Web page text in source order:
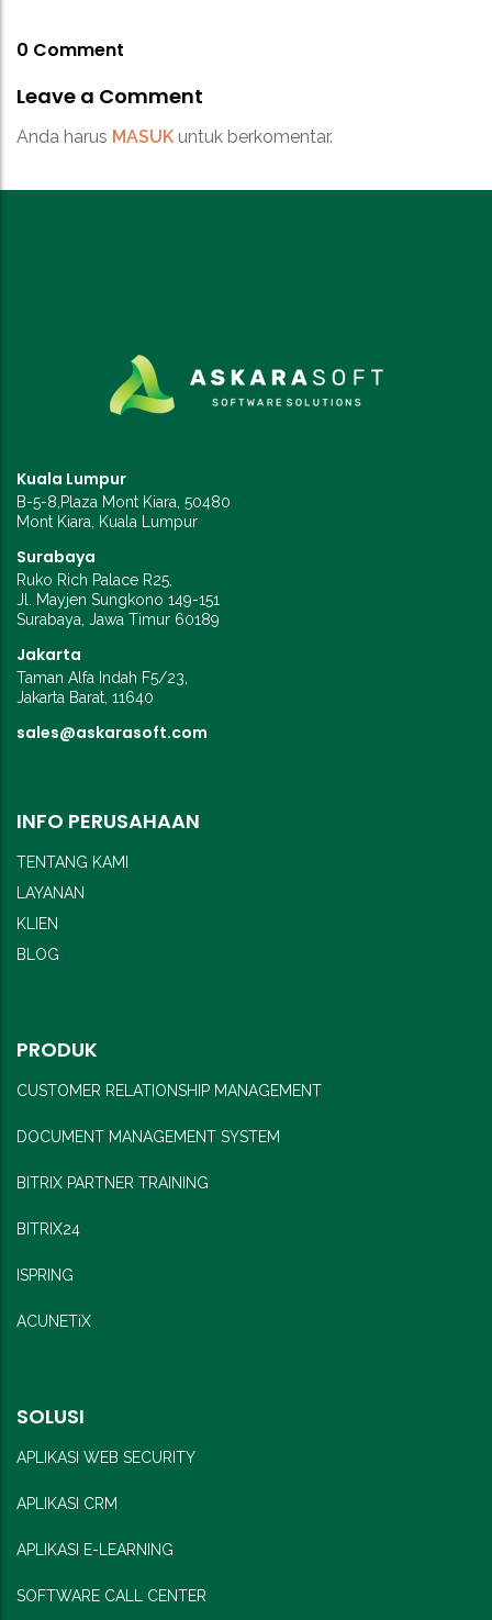
0 Comment
Leave a Comment
Anda harus MASUK untuk berkomentar.
Kuala Lumpur
B-5-8,Plaza Mont Kiara, 50480
Mont Kiara, Kuala Lumpur
Surabaya
Ruko Rich Palace R25,
Jl. Mayjen Sungkono 149-151
Surabaya, Jawa Timur 60189
Jakarta
Taman Alfa Indah F5/23,
Jakarta Barat, 11640
sales@askarasoft.com
INFO PERUSAHAAN
TENTANG KAMI
LAYANAN
KLIEN
BLOG
PRODUK
CUSTOMER RELATIONSHIP MANAGEMENT
DOCUMENT MANAGEMENT SYSTEM
BITRIX PARTNER TRAINING
BITRIX24
ISPRING
ACUNETiX
SOLUSI
APLIKASI WEB SECURITY
APLIKASI CRM
APLIKASI E-LEARNING
SOFTWARE CALL CENTER